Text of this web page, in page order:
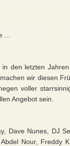
den letzten
wir diesen
voller
Angebot sein.
Dave Nunes, DJ
Nour, Freddy